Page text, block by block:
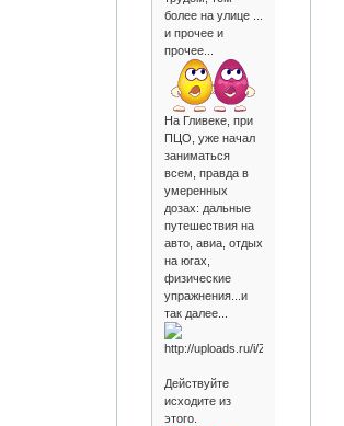
более на улице ...
и прочее и
прочее...
На Гливеке, при
ПЦО, уже начал
заниматься
всем, правда в
умеренных
дозах: дальные
путешествия на
авто, авиа, отдых
на югах,
физические
упражнения...и
так далее...
Действуйте
исходите из
этого.